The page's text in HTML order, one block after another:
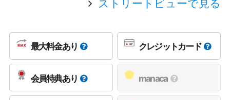
ストリートビューで見る
最大料金あり クレジットカード
会員特典あり manaca